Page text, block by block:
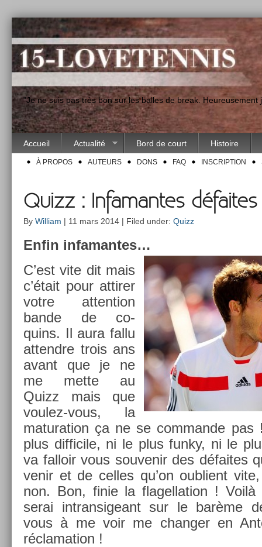
"Je ne suis pas très bon sur les balles de break.
Accueil Actualité Bord de court Histoire
À PROPOS AUTEURS DONS FAQ INSCRIPTION
Quizz : Infamantes défaites
By William | 11 mars 2014 | Filed under: Quizz
Enfin in­faman­tes…
C’est vite dit mais
c’était pour at­tir­er
votre at­ten­tion
bande de co­
quins. Il aura fallu
at­tendre trois ans
avant que je ne
me mette au
Quizz mais que
voulez-vous, la
matura­tion ça ne se com­man­de pas
plus dif­ficile, ni le plus funky, ni le
va fal­loir vous souvenir des défaites
venir et de cel­les qu’on oub­lient
non. Bon, finie la flagel­la­tion !
serai in­tran­sigeant sur le barème
vous à me voir me chang­er en
réclama­tion !